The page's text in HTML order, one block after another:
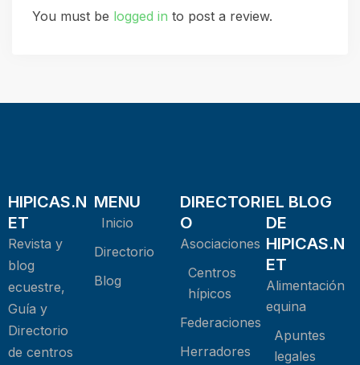
You must be logged in to post a review.
HIPICAS.N
ET
Revista y
blog
ecuestre,
Guía y
Directorio
de centros
MENU
Inicio
Directorio
Blog
DIRECTORI
O
Asociaciones
Centros
hípicos
Federaciones
Herradores
EL BLOG
DE
HIPICAS.N
ET
Alimentación
equina
Apuntes
legales